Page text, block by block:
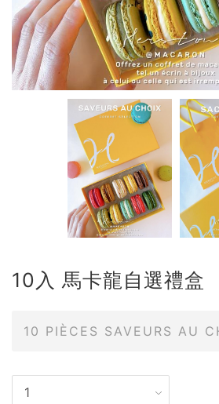
10入 馬卡龍自選禮盒
10 PIÈCES SAVEURS AU